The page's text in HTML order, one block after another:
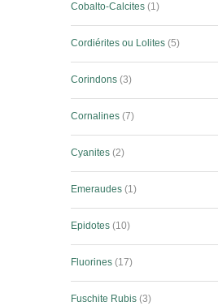
Cobalto-Calcites 1
Cordiérites ou Lolites 5
Corindons 3
Cornalines 7
Cyanites 2
Emeraudes 1
Epidotes 10
Fluorines 17
Fuschite Rubis 3